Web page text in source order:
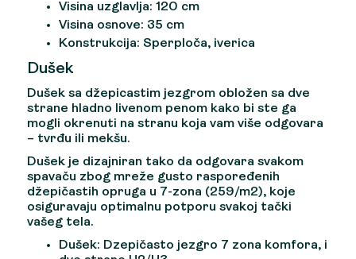
Visina uzglavlja: 120 cm
Visina osnove: 35 cm
Konstrukcija: Sperploča, iverica
Dušek
Dušek sa džepicastim jezgrom obložen sa dve
strane hladno livenom penom kako bi ste ga
mogli okrenuti na stranu koja vam više odgovara
– tvrđu ili mekšu.
Dušek je dizajniran tako da odgovara svakom
spavaču zbog mreže gusto raspoređenih
džepičastih opruga u 7-zona (259/m2), koje
osiguravaju optimalnu potporu svakoj tački
vašeg tela.
Dušek: Dzepičasto jezgro 7 zona komfora, i